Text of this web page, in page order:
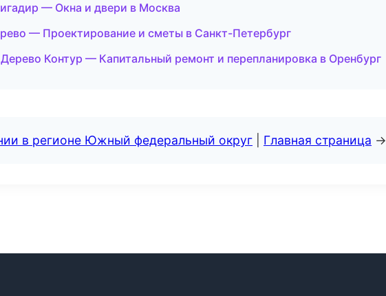
— Окна и двери в Москва
— Проектирование и сметы в Санкт-Петербург
Контур — Капитальный ремонт и перепланировка в Оренбург
в регионе Южный федеральный округ Главная страница →